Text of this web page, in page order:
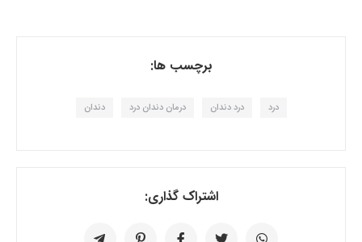
برچسب ها:
درد درد دندان درمان دندان درد دندان
اشتراک گذاری: